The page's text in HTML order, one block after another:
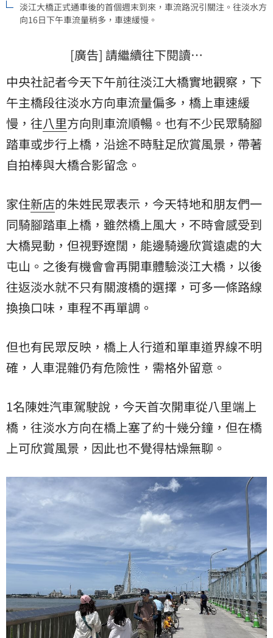
淡江大橋正式通車後的首個週末到來，車流路況引關注。往淡水方
向16日下午車流量稍多，車速緩慢。
[廣告] 請繼續往下閱讀…
中央社記者今天下午前往淡江大橋實地觀察，下
午主橋段往淡水方向車流量偏多，橋上車速緩
慢，往八里方向則車流順暢。也有不少民眾騎腳
踏車或步行上橋，沿途不時駐足欣賞風景，帶著
自拍棒與大橋合影留念。
家住新店的朱姓民眾表示，今天特地和朋友們一
同騎腳踏車上橋，雖然橋上風大，不時會感受到
大橋晃動，但視野遼闊，能邊騎邊欣賞遠處的大
屯山。之後有機會會再開車體驗淡江大橋，以後
往返淡水就不只有關渡橋的選擇，可多一條路線
換換口味，車程不再單調。
但也有民眾反映，橋上人行道和單車道界線不明
確，人車混雜仍有危險性，需格外留意。
1名陳姓汽車駕駛說，今天首次開車從八里端上
橋，往淡水方向在橋上塞了約十幾分鐘，但在橋
上可欣賞風景，因此也不覺得枯燥無聊。